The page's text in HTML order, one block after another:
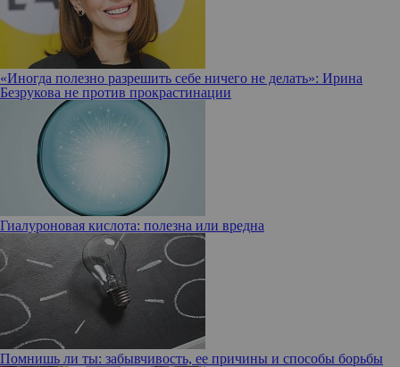
«Иногда полезно разрешить себе ничего не делать»: Ирина
Безрукова не против прокрастинации
Гиалуроновая кислота: полезна или вредна
Помнишь ли ты: забывчивость, ее причины и способы борьбы